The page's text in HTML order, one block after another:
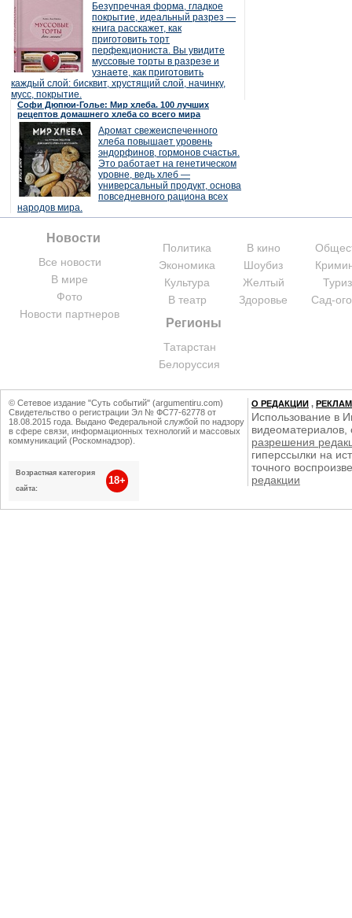
Безупречная форма, гладкое
покрытие, идеальный разрез —
книга расскажет, как
приготовить торт
перфекциониста. Вы увидите
муссовые торты в разрезе и
узнаете, как приготовить
каждый слой: бисквит, хрустящий слой, начинку,
мусс, покрытие.
Софи Дюпюи-Голье: Мир хлеба. 100 лучших
рецептов домашнего хлеба со всего мира
Аромат свежеиспеченного
хлеба повышает уровень
эндорфинов, гормонов счастья.
Это работает на генетическом
уровне, ведь хлеб —
универсальный продукт, основа
повседневного рациона всех
народов мира.
Новости
Все новости
В мире
Фото
Новости партнеров
Политика
Экономика
Культура
В театр
В кино
Шоубиз
Желтый
Здоровье
Сад-
Регионы
Татарстан
Белоруссия
© Сетевое издание "Суть событий" (argumentiru.com)
Свидетельство о регистрации Эл № ФС77-62778 от
18.08.2015 года. Выдано Федеральной службой по надзору
в сфере связи, информационных технологий и массовых
коммуникаций (Роскомнадзор).
Возрастная категория
сайта:
18+
О РЕДАКЦИИ ,
Использование в
видеоматериалов,
разрешения
гиперссылки на
точного
редакции